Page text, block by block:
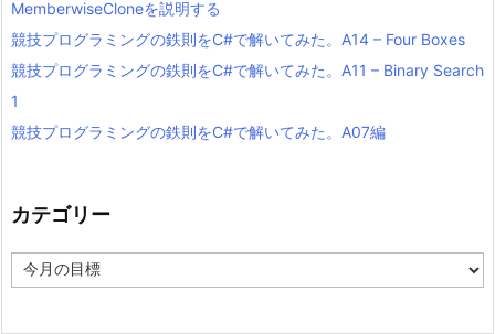
MemberwiseCloneを説明する
競技プログラミングの鉄則をC#で解いてみた。A14 – Four Boxes
競技プログラミングの鉄則をC#で解いてみた。A11 – Binary Search
1
競技プログラミングの鉄則をC#で解いてみた。A07編
カテゴリー